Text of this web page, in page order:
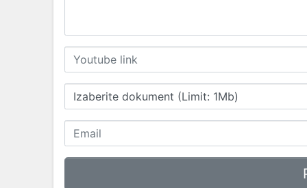
Izaberite dokument (Limit: 1Mb)